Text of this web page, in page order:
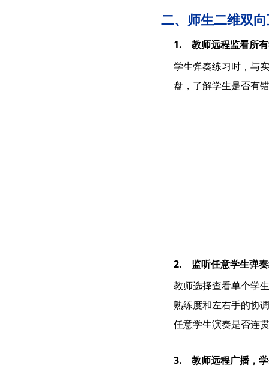
1. 教师远程监看所
学生弹奏练习时，与
盘，了解学生是否有
2. 监听任意学生弹
教师选择查看单个学
熟练度和左右手的协
任意学生演奏是否连
3. 教师远程广播，
二、师生二维双